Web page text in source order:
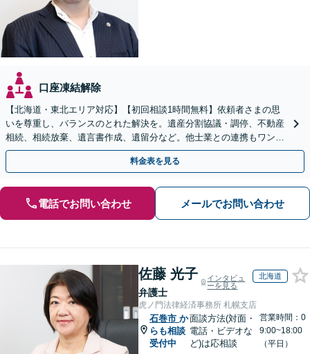
口座凍結解除
【北海道・東北エリア対応】【初回相談1時間無料】依頼者さまの思
いを尊重し、バランスのとれた解決を。遺産分割協議・調停、不動産
相続、相続放棄、遺言書作成、遺留分など。他士業との連携もワンス
トップで対応します【休日・夜間面談OK】
料金表を見る
電話でお問い合わせ メールでお問い合わせ
佐藤 光子
弁護士
インタビュ
ーを見る
北海道
虎ノ門法律経済事務所 札幌支店
石巻市 か
らも相談
受付中
面談方法(対面・
電話・ビデオな
ど)は応相談
営業時間：0
9:00~18:00
（平日）